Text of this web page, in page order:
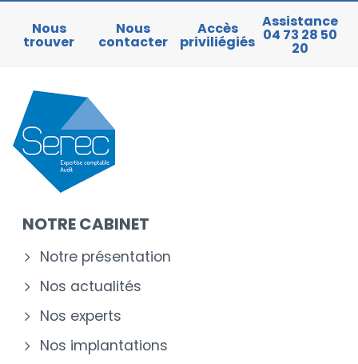
Nous
trouver
Nous
contacter
Accès
priviliégiés
Assistance
04 73 28 50
20
NOTRE CABINET
Notre présentation
Nos actualités
Nos experts
Nos implantations